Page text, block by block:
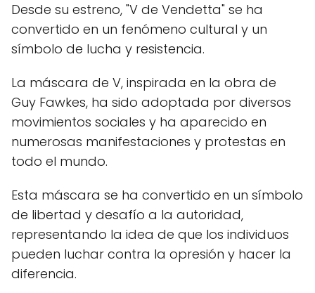
Desde su estreno, "V de Vendetta" se ha
convertido en un fenómeno cultural y un
símbolo de lucha y resistencia.
La máscara de V, inspirada en la obra de
Guy Fawkes, ha sido adoptada por diversos
movimientos sociales y ha aparecido en
numerosas manifestaciones y protestas en
todo el mundo.
Esta máscara se ha convertido en un símbolo
de libertad y desafío a la autoridad,
representando la idea de que los individuos
pueden luchar contra la opresión y hacer la
diferencia.